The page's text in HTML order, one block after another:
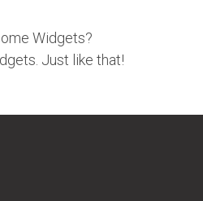
Widgets?
Just like that!